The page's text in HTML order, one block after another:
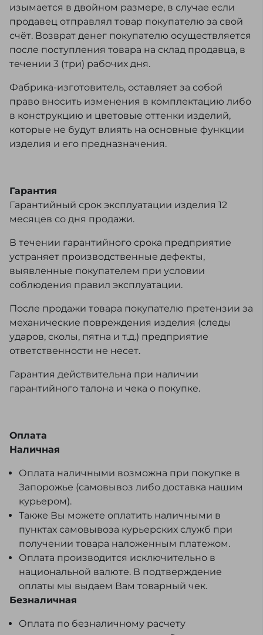
изымается в двойном размере, в случае если
продавец отправлял товар покупателю за свой
счёт. Возврат денег покупателю осуществляется
после поступления товара на склад продавца, в
течении 3 (три) рабочих дня.
Фабрика-изготовитель, оставляет за собой
право вносить изменения в комплектацию либо
в конструкцию и цветовые оттенки изделий,
которые не будут влиять на основные функции
изделия и его предназначения.
Гарантия
Гарантийный срок эксплуатации изделия 12
месяцев со дня продажи.
В течении гарантийного срока предприятие
устраняет производственные дефекты,
выявленные покупателем при условии
соблюдения правил эксплуатации.
После продажи товара покупателю претензии за
механические повреждения изделия (следы
ударов, сколы, пятна и т.д.) предприятие
ответственности не несет.
Гарантия действительна при наличии
гарантийного талона и чека о покупке.
Оплата
Наличная
Оплата наличными возможна при покупке в
Запорожье (самовывоз либо доставка нашим
курьером).
Также Вы можете оплатить наличными в
пунктах самовывоза курьерских служб при
получении товара наложенным платежом.
Оплата производится исключительно в
национальной валюте. В подтверждение
оплаты мы выдаем Вам товарный чек.
Безналичная
Оплата по безналичному расчету